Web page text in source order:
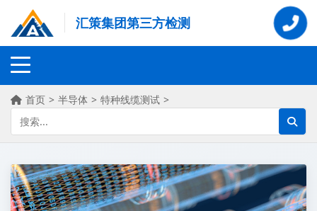
汇策集团第三方检测
首页 > 半导体 > 特种线缆测试 >